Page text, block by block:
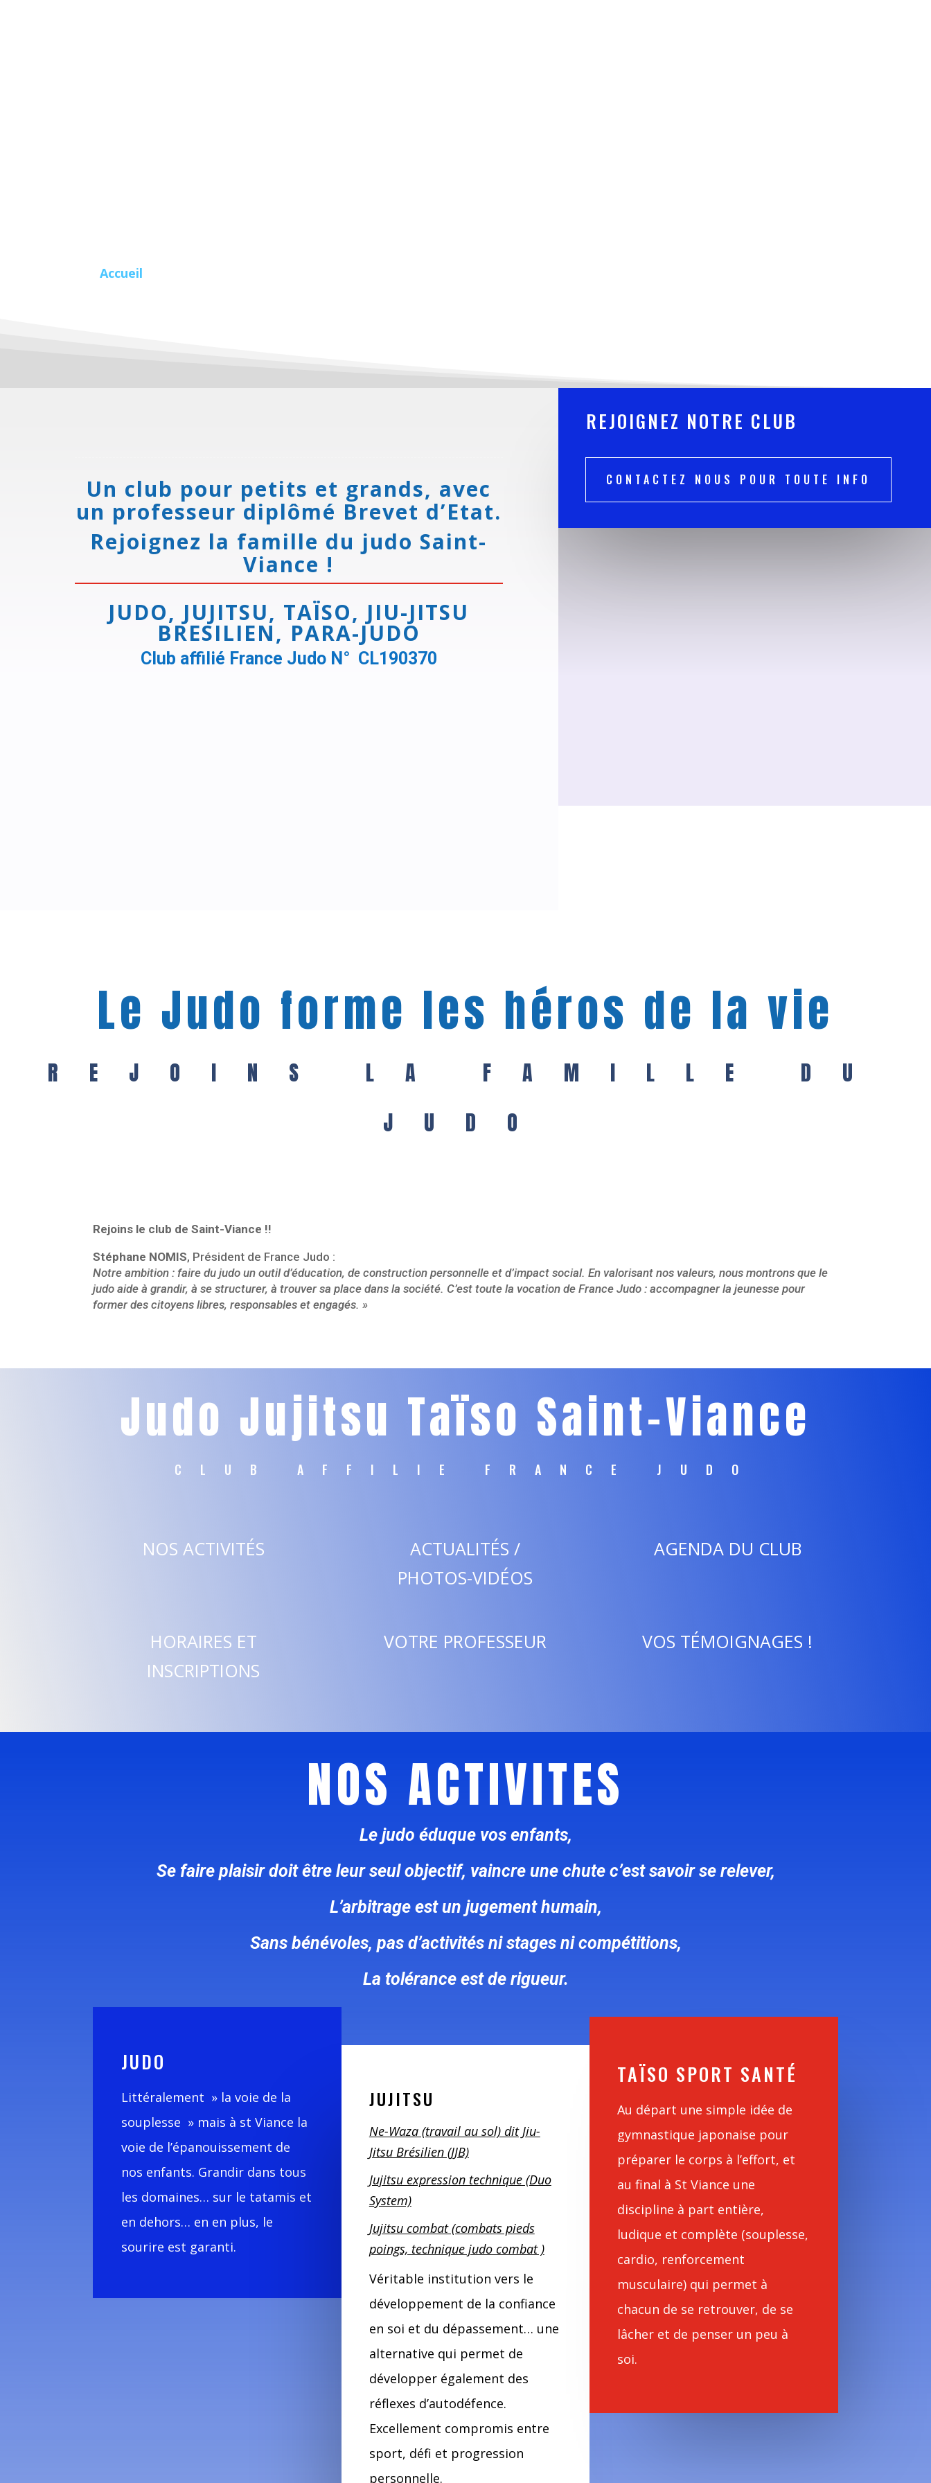
Accueil
Un club pour petits et grands, avec
un professeur diplômé Brevet d’Etat.
Rejoignez la famille du judo Saint-
Viance !
JUDO, JUJITSU, TAÏSO, JIU-JITSU
BRESILIEN, PARA-JUDO
Club affilié France Judo N° CL190370
REJOIGNEZ NOTRE CLUB
CONTACTEZ NOUS POUR TOUTE INFO
Le Judo forme les héros de la vie
REJOINS LA FAMILLE DU
JUDO
Rejoins le club de Saint-Viance !!
Stéphane NOMIS, Président de France Judo :
Notre ambition : faire du judo un outil d’éducation, de construction personnelle et d’impact social. En valorisant nos valeurs, nous montrons que le
judo aide à grandir, à se structurer, à trouver sa place dans la société. C’est toute la vocation de France Judo : accompagner la jeunesse pour
former des citoyens libres, responsables et engagés. »
Judo Jujitsu Taïso Saint-Viance
CLUB AFFILIE FRANCE JUDO
NOS ACTIVITÉS
ACTUALITÉS /
PHOTOS-VIDÉOS
AGENDA DU CLUB
HORAIRES ET
INSCRIPTIONS
VOTRE PROFESSEUR VOS TÉMOIGNAGES !
NOS ACTIVITES
Le judo éduque vos enfants,
Se faire plaisir doit être leur seul objectif, vaincre une chute c’est savoir se relever,
L’arbitrage est un jugement humain,
Sans bénévoles, pas d’activités ni stages ni compétitions,
La tolérance est de rigueur.
JUDO
Littéralement » la voie de la
souplesse » mais à st Viance la
voie de l’épanouissement de
nos enfants. Grandir dans tous
les domaines… sur le tatamis et
en dehors… en en plus, le
sourire est garanti.
JUJITSU
Ne-Waza (travail au sol) dit Jiu-
Jitsu Brésilien (JJB)
Jujitsu expression technique (Duo
System)
Jujitsu combat (combats pieds
poings, technique judo combat )
Véritable institution vers le
développement de la confiance
en soi et du dépassement… une
alternative qui permet de
développer également des
réflexes d’autodéfence.
Excellement compromis entre
sport, défi et progression
personnelle.
TAÏSO SPORT SANTÉ
Au départ une simple idée de
gymnastique japonaise pour
préparer le corps à l’effort, et
au final à St Viance une
discipline à part entière,
ludique et complète (souplesse,
cardio, renforcement
musculaire) qui permet à
chacun de se retrouver, de se
lâcher et de penser un peu à
soi.